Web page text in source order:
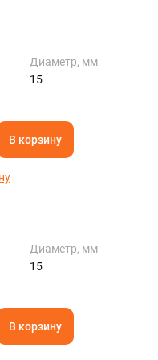
Диаметр, мм
15
В корзину
Диаметр, мм
15
В корзину